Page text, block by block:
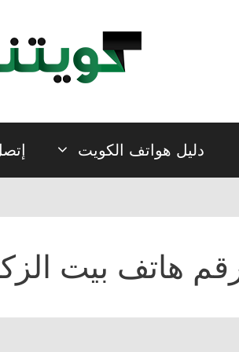
دليل هواتف الكويت
هاتف بيت